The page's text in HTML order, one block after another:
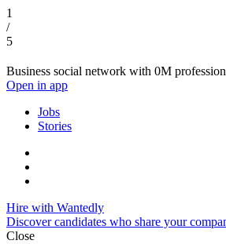
1
/
5
Business social network with 0M
Open in app
Jobs
Stories
Hire with Wantedly
Discover candidates who share your
Close